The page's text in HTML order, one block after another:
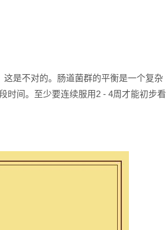
是不对的。肠道菌群的平衡是一个复杂
时间。至少要连续服用2 - 4周才能初步看